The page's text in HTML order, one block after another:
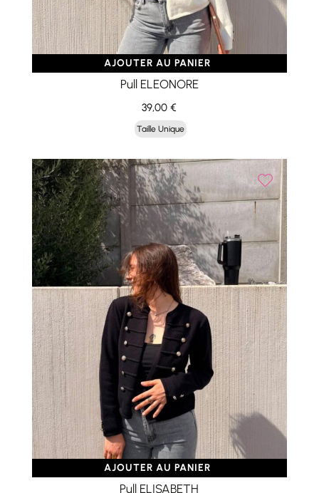
AJOUTER AU PANIER
Pull ELEONORE
39,00€
Taille Unique
AJOUTER AU PANIER
Pull ELISABETH